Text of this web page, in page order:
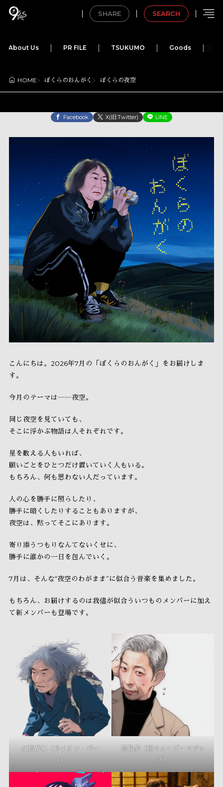
SHARE SEARCH
About Us PR FILE TSUKUMO Goods
HOME ぼくらのおんがく ぼくらの夜空
Facebook X(旧:Twitter) LINE
こんにちは。2026年7月の「ぼくらのおんがく」をお届けしま
す。
今月のテーマは――夜空。
同じ夜空を見ていても、
そこに浮かぶ物語は人それぞれです。
星を数える人もいれば、
願いごとをひとつだけ置いていく人もいる。
もちろん、何も思わない人だっています。
人の心を勝手に照らしたり、
勝手に暗くしたりすることもありますが、
夜空は、黙ってそこにあります。
寄り添うつもりなんてないくせに、
勝手に誰かの一日を包んでいく。
7月は、そんな“夜空のわがまま”に似合う音楽を集めました。
もちろん、お届けするのは我儘が似合ういつものメンバーに加え
て新メンバーも登場です。
加藤岳仁（ライオン・パー
マ）
豊島歩（座キューピーマジッ
ク）